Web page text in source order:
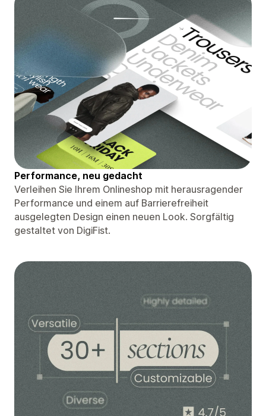
Performance, neu gedacht
Verleihen Sie Ihrem Onlineshop mit herausragender
Performance und einem auf Barrierefreiheit
ausgelegten Design einen neuen Look. Sorgfältig
gestaltet von DigiFist.